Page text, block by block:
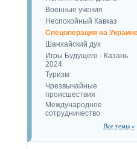
Военные учения
Неспокойный Кавказ
Спецоперация на
Шанхайский дух
Игры Будущего - Казань
2024
Туризм
Чрезвычайные
происшествия
Международное
сотрудничество
Все темы »